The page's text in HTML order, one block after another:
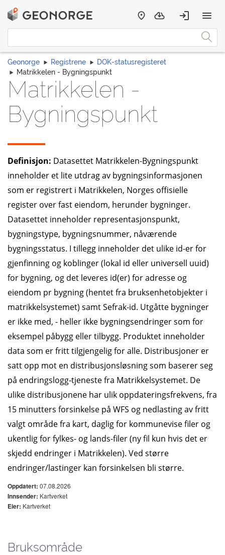
Geonorge Registrene
DOK-statusregisteret
Matrikkelen - Bygningspunkt
Matrikkelen -
Bygningspunkt
Definisjon: Datasettet Matrikkelen-Bygningspunkt
inneholder et lite utdrag av bygningsinformasjonen
som er registrert i Matrikkelen, Norges offisielle
register over fast eiendom, herunder bygninger.
Datasettet inneholder representasjonspunkt,
bygningstype, bygningsnummer, nåværende
bygningsstatus. I tillegg inneholder det ulike id-er for
gjenfinning og koblinger (lokal id eller universell uuid)
for bygning, og det leveres id(er) for adresse og
eiendom pr bygning (hentet fra bruksenhetobjekter i
matrikkelsystemet) samt Sefrak-id. Utgåtte bygninger
er ikke med, - heller ikke bygningsendringer som for
eksempel påbygg eller tilbygg. Produktet inneholder
data som er fritt tilgjengelig for alle. Distribusjoner er
satt opp mot en distribusjonsløsning som baserer seg
på endringslogg-tjeneste fra Matrikkelsystemet. De
ulike distribusjonene har ulik oppdateringsfrekvens, fra
15 minutters forsinkelse på WFS og nedlasting av fritt
valgt område fra kart, daglig for kommunevise filer og
ukentlig for fylkes- og lands-filer (ny fil kun hvis det er
skjedd endringer i Matrikkelen). Ved større
endringer/lastinger kan forsinkelsen bli større.
Oppdatert: 07.08.2026
Innsender: Kartverket
Eier: Kartverket
Bruksområde